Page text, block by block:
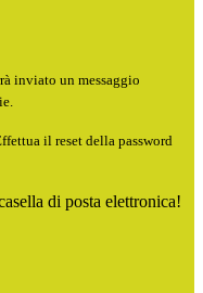
inviato un messaggio
il reset della password
di posta elettronica!